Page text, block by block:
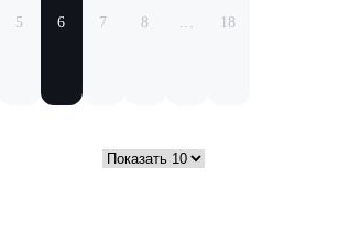
5 6 7 8 ... 18